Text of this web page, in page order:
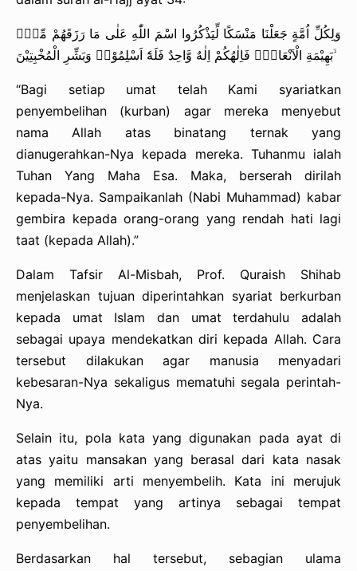
وَلِكُلِّ اُمَّةٍ جَعَلْنَا مَنْسَكًا لِّيَذْكُرُوا اسْمَ اللّٰهِ عَلٰى مَا رَزَقَهُمْ مِّنْۢ
بَهِيْمَةِ الْاَنْعَامِۗ فَاِلٰهُكُمْ اِلٰهٌ وَّاحِدٌ فَلَهٗٓ اَسْلِمُوْاۗ وَبَشِّرِ الْمُخْبِتِيْنَ ۙ
“Bagi setiap umat telah Kami syariatkan
penyembelihan (kurban) agar mereka menyebut
nama Allah atas binatang ternak yang
dianugerahkan-Nya kepada mereka. Tuhanmu ialah
Tuhan Yang Maha Esa. Maka, berserah dirilah
kepada-Nya. Sampaikanlah (Nabi Muhammad) kabar
gembira kepada orang-orang yang rendah hati lagi
taat (kepada Allah).”
Dalam Tafsir Al-Misbah, Prof. Quraish Shihab
menjelaskan tujuan diperintahkan syariat berkurban
kepada umat Islam dan umat terdahulu adalah
sebagai upaya mendekatkan diri kepada Allah. Cara
tersebut dilakukan agar manusia menyadari
kebesaran-Nya sekaligus mematuhi segala perintah-
Nya.
Selain itu, pola kata yang digunakan pada ayat di
atas yaitu mansakan yang berasal dari kata nasak
yang memiliki arti menyembelih. Kata ini merujuk
kepada tempat yang artinya sebagai tempat
penyembelihan.
Berdasarkan hal tersebut, sebagian ulama